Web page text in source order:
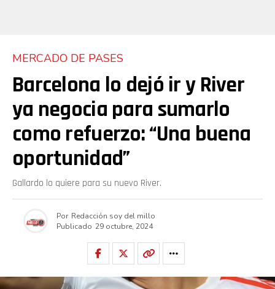
MERCADO DE PASES
Barcelona lo dejó ir y River
ya negocia para sumarlo
como refuerzo: “Una buena
oportunidad”
Gallardo lo quiere para su nuevo River.
Por Redacción soy del millo
Publicado 29 octubre, 2024